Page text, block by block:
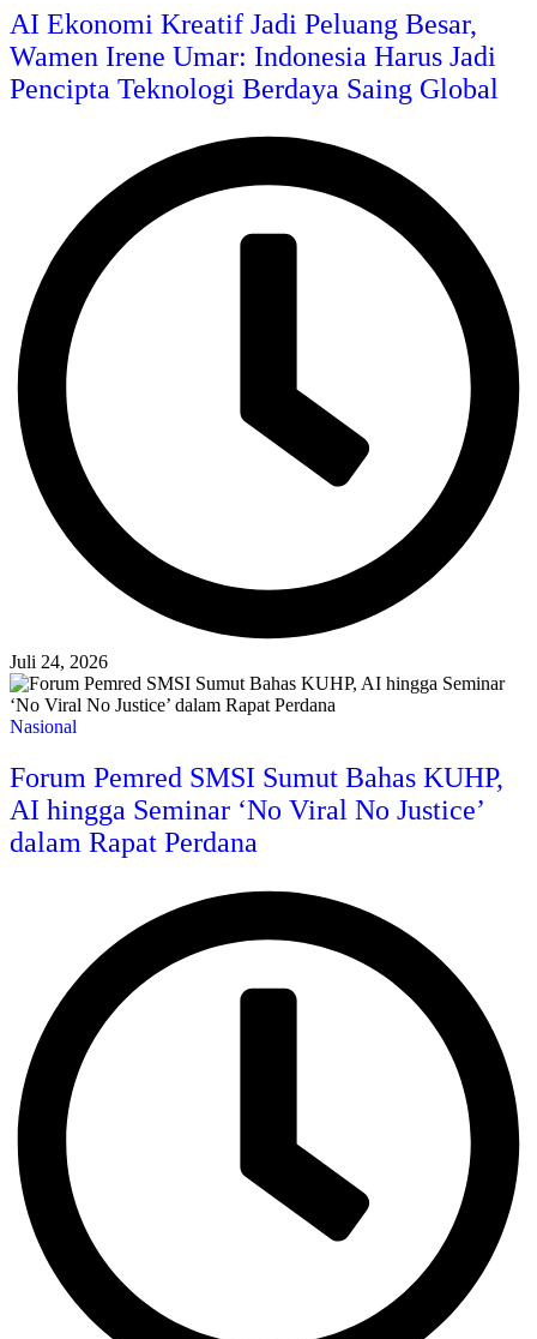
AI Ekonomi Kreatif Jadi Peluang Besar,
Wamen Irene Umar: Indonesia Harus Jadi
Pencipta Teknologi Berdaya Saing Global
Juli 24, 2026
Nasional
Forum Pemred SMSI Sumut Bahas KUHP,
AI hingga Seminar ‘No Viral No Justice’
dalam Rapat Perdana